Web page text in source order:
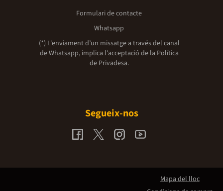
Formulari de contacte
Whatsapp
(*) L'enviament d’un missatge a través del canal
de Whatsapp, implica l'acceptació de la Política
de Privadesa.
Segueix-nos
Mapa del lloc